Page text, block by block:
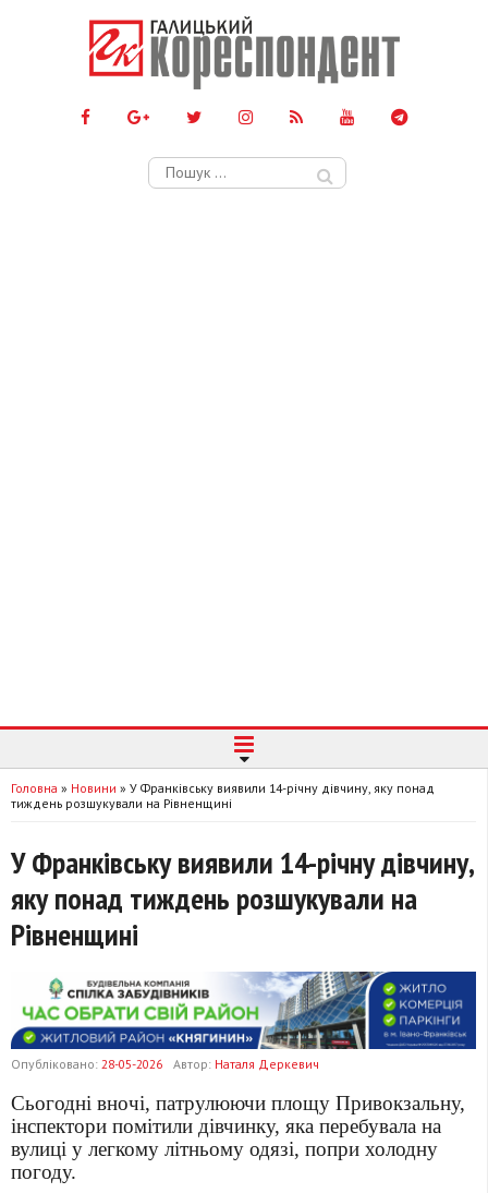
Пошук:
Головна » Новини » У Франківську виявили 14-річну дівчину, яку понад
тиждень розшукували на Рівненщині
У Франківську виявили 14-річну дівчину,
яку понад тиждень розшукували на
Рівненщині
Опубліковано: 28-05-2026 Автор: Наталя Деркевич
Сьогодні вночі, патрулюючи площу Привокзальну,
інспектори помітили дівчинку, яка перебувала на
вулиці у легкому літньому одязі, попри холодну
погоду.